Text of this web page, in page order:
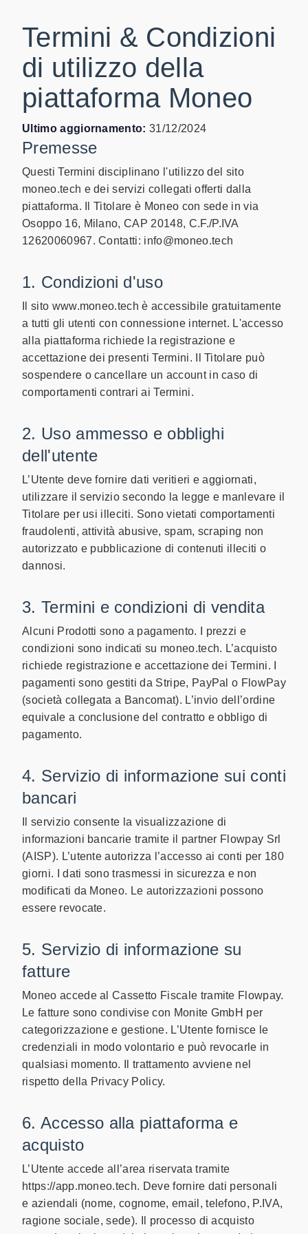
Termini & Condizioni
di utilizzo della
piattaforma Moneo
Ultimo aggiornamento: 31/12/2024
Premesse
Questi Termini disciplinano l'utilizzo del sito
moneo.tech e dei servizi collegati offerti dalla
piattaforma. Il Titolare è Moneo con sede in via
Osoppo 16, Milano, CAP 20148, C.F./P.IVA
12620060967. Contatti: info@moneo.tech
1. Condizioni d'uso
Il sito www.moneo.tech è accessibile gratuitamente
a tutti gli utenti con connessione internet. L'accesso
alla piattaforma richiede la registrazione e
accettazione dei presenti Termini. Il Titolare può
sospendere o cancellare un account in caso di
comportamenti contrari ai Termini.
2. Uso ammesso e obblighi
dell'utente
L’Utente deve fornire dati veritieri e aggiornati,
utilizzare il servizio secondo la legge e manlevare il
Titolare per usi illeciti. Sono vietati comportamenti
fraudolenti, attività abusive, spam, scraping non
autorizzato e pubblicazione di contenuti illeciti o
dannosi.
3. Termini e condizioni di vendita
Alcuni Prodotti sono a pagamento. I prezzi e
condizioni sono indicati su moneo.tech. L’acquisto
richiede registrazione e accettazione dei Termini. I
pagamenti sono gestiti da Stripe, PayPal o FlowPay
(società collegata a Bancomat). L’invio dell’ordine
equivale a conclusione del contratto e obbligo di
pagamento.
4. Servizio di informazione sui conti
bancari
Il servizio consente la visualizzazione di
informazioni bancarie tramite il partner Flowpay Srl
(AISP). L’utente autorizza l’accesso ai conti per 180
giorni. I dati sono trasmessi in sicurezza e non
modificati da Moneo. Le autorizzazioni possono
essere revocate.
5. Servizio di informazione su
fatture
Moneo accede al Cassetto Fiscale tramite Flowpay.
Le fatture sono condivise con Monite GmbH per
categorizzazione e gestione. L’Utente fornisce le
credenziali in modo volontario e può revocarle in
qualsiasi momento. Il trattamento avviene nel
rispetto della Privacy Policy.
6. Accesso alla piattaforma e
acquisto
L’Utente accede all’area riservata tramite
https://app.moneo.tech. Deve fornire dati personali
e aziendali (nome, cognome, email, telefono, P.IVA,
ragione sociale, sede). Il processo di acquisto